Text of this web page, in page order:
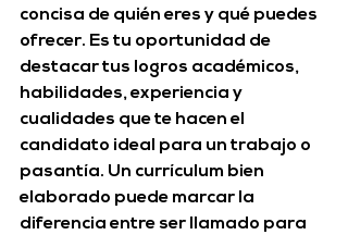
concisa de quién eres y qué puedes
ofrecer. Es tu oportunidad de
destacar tus logros académicos,
habilidades, experiencia y
cualidades que te hacen el
candidato ideal para un trabajo o
pasantía. Un currículum bien
elaborado puede marcar la
diferencia entre ser llamado para